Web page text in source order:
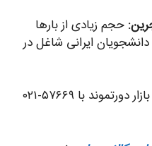
حجم زیادی از بارها
ایرانی شاغل در
برای اطلاع از آخرین تعرفه‌ها و بازار دورتموند با ۵۷۶۶۹-۰۲۱